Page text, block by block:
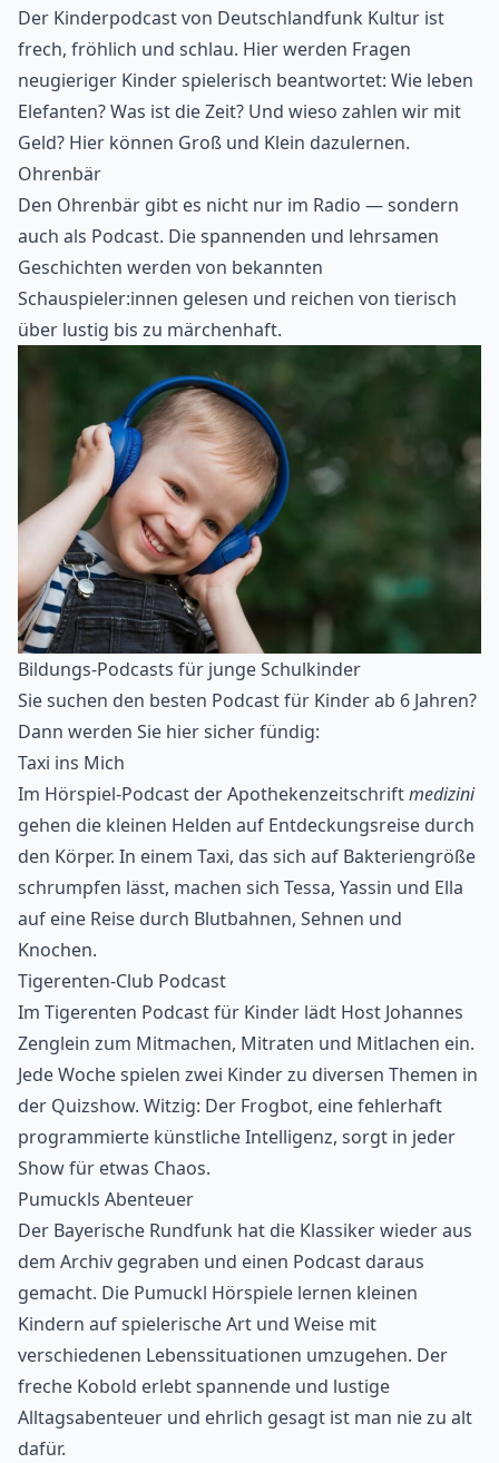
Der Kinderpodcast von Deutschlandfunk Kultur ist
frech, fröhlich und schlau. Hier werden Fragen
neugieriger Kinder spielerisch beantwortet: Wie leben
Elefanten? Was ist die Zeit? Und wieso zahlen wir mit
Geld? Hier können Groß und Klein dazulernen.
Ohrenbär
Den Ohrenbär gibt es nicht nur im Radio — sondern
auch als Podcast. Die spannenden und lehrsamen
Geschichten werden von bekannten
Schauspieler:innen gelesen und reichen von tierisch
über lustig bis zu märchenhaft.
Bildungs-Podcasts für junge Schulkinder
Sie suchen den besten Podcast für Kinder ab 6 Jahren?
Dann werden Sie hier sicher fündig:
Taxi ins Mich
Im Hörspiel-Podcast der Apothekenzeitschriftmedizini
gehen die kleinen Helden auf Entdeckungsreise durch
den Körper. In einem Taxi, das sich auf Bakteriengröße
schrumpfen lässt, machen sich Tessa, Yassin und Ella
auf eine Reise durch Blutbahnen, Sehnen und
Knochen.
Tigerenten-Club Podcast
Im Tigerenten Podcast für Kinder lädt Host Johannes
Zenglein zum Mitmachen, Mitraten und Mitlachen ein.
Jede Woche spielen zwei Kinder zu diversen Themen in
der Quizshow. Witzig: Der Frogbot, eine fehlerhaft
programmierte künstliche Intelligenz, sorgt in jeder
Show für etwas Chaos.
Pumuckls Abenteuer
Der Bayerische Rundfunk hat die Klassiker wieder aus
dem Archiv gegraben und einen Podcast daraus
gemacht. Die Pumuckl Hörspiele lernen kleinen
Kindern auf spielerische Art und Weise mit
verschiedenen Lebenssituationen umzugehen. Der
freche Kobold erlebt spannende und lustige
Alltagsabenteuer und ehrlich gesagt ist man nie zu alt
dafür.